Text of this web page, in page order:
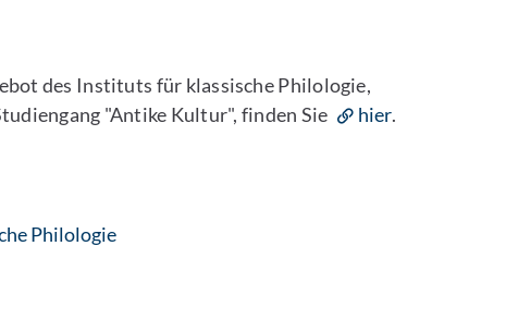
des Instituts für klassische Philologie,
"Antike Kultur", finden Sie
hier.
Philologie: Per E-Mail kontaktieren